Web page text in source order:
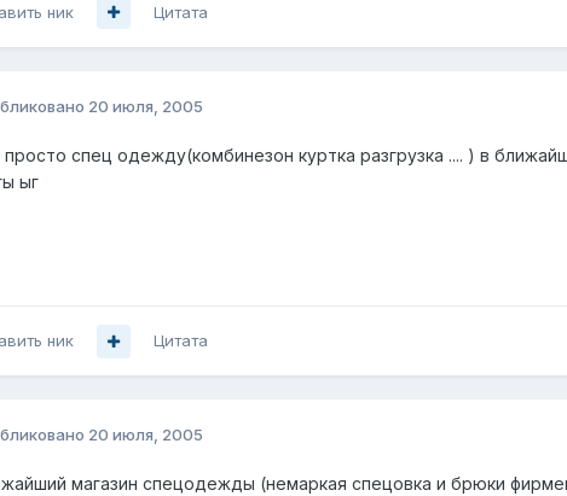
ник Цитата
20 июля, 2005
просто спец одежду(комбинезон куртка разгрузка .... ) в
ыг
ник Цитата
20 июля, 2005
магазин спецодежды (немаркая спецовка и брюки